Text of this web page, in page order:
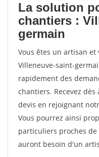
La solution
chantiers :
germain
Vous êtes un artisan
Villeneuve-saint-
rapidement des
chantiers. Recevez
devis en rejoignant
Vous pourrez ainsi
particuliers proches
auront besoin d'un